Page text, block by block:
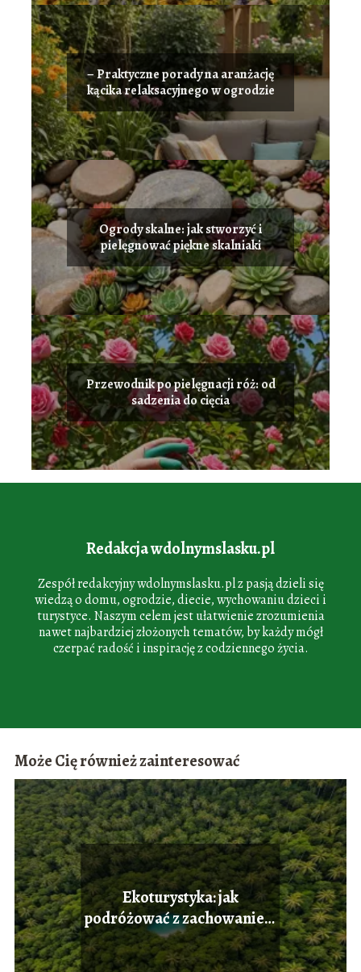
– Praktyczne porady na aranżację
kącika relaksacyjnego w ogrodzie
Ogrody skalne: jak stworzyć i
pielęgnować piękne skalniaki
Przewodnik po pielęgnacji róż: od
sadzenia do cięcia
Redakcja wdolnymslasku.pl
Zespół redakcyjny wdolnymslasku.pl z pasją dzieli się
wiedzą o domu, ogrodzie, diecie, wychowaniu dzieci i
turystyce. Naszym celem jest ułatwienie zrozumienia
nawet najbardziej złożonych tematów, by każdy mógł
czerpać radość i inspirację z codziennego życia.
Może Cię również zainteresować
Ekoturystyka: jak
podróżować z zachowaniem
zasad zrównoważonego
rozwoju